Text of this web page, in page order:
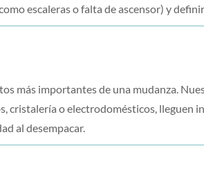
escaleras o falta de ascensor) y
más importantes de una mudanza.
cristalería o electrodomésticos, lleguen
al desempacar.